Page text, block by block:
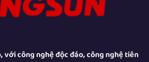
với công nghệ độc đáo, công nghệ tiên